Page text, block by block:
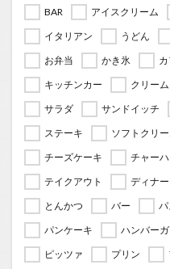
BAR アイスクリーム
イタリアン
うどん
お弁当
かき氷
キッチンカー
クリー
サラダ
サンドイッチ
ステーキ
ソフトクリ
チーズケーキ
チャー
テイクアウト
ディナー
とんかつ
バー パ
パンケーキ
ハンバー
ピッツァ
プリン